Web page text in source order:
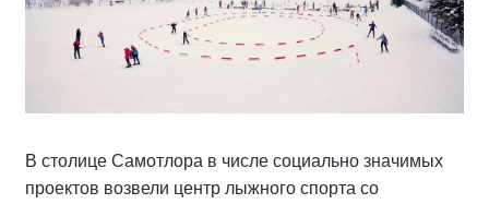
В столице Самотлора в числе социально значимых
проектов возвели центр лыжного спорта со